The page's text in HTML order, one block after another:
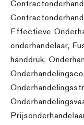
Effectieve
onderhandelaar,
handdruk,